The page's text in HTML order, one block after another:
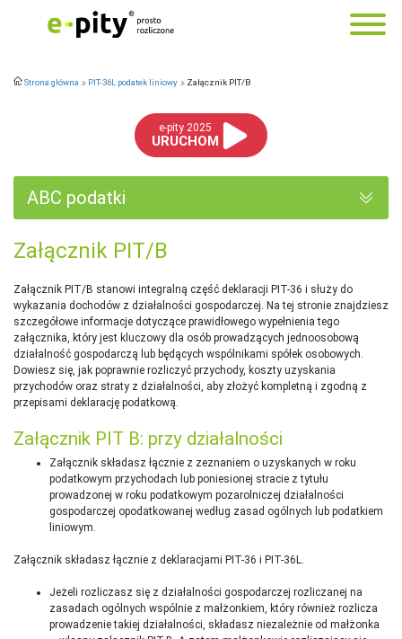
Strona główna PIT-36L podatek liniowy Załącznik PIT/B
e-pity 2025
URUCHOM
ABC podatki
Załącznik PIT/B
Załącznik PIT/B stanowi integralną część deklaracji PIT-36 i służy do
wykazania dochodów z działalności gospodarczej. Na tej stronie znajdziesz
szczegółowe informacje dotyczące prawidłowego wypełnienia tego
załącznika, który jest kluczowy dla osób prowadzących jednoosobową
działalność gospodarczą lub będących wspólnikami spółek osobowych.
Dowiesz się, jak poprawnie rozliczyć przychody, koszty uzyskania
przychodów oraz straty z działalności, aby złożyć kompletną i zgodną z
przepisami deklarację podatkową.
Załącznik PIT B: przy działalności
Załącznik składasz łącznie z zeznaniem o uzyskanych w roku
podatkowym przychodach lub poniesionej stracie z tytułu
prowadzonej w roku podatkowym pozarolniczej działalności
gospodarczej opodatkowanej według zasad ogólnych lub podatkiem
liniowym.
Załącznik składasz łącznie z deklaracjami PIT-36 i PIT-36L.
Jeżeli rozliczasz się z działalności gospodarczej rozliczanej na
zasadach ogólnych wspólnie z małżonkiem, który również rozlicza
prowadzenie takiej działalności, składasz niezależnie od małżonka